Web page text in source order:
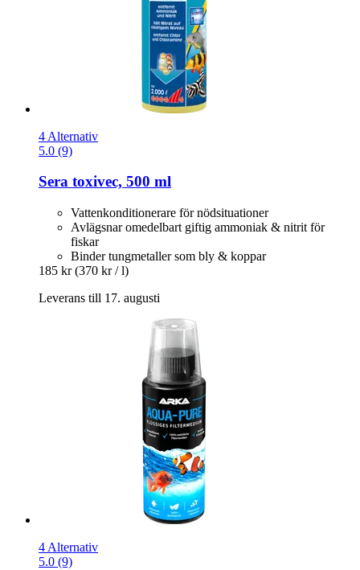
4 Alternativ
5.0 (9)
Sera toxivec, 500 ml
Vattenkonditionerare för nödsituationer
Avlägsnar omedelbart giftig ammoniak & nitrit för
fiskar
Binder tungmetaller som bly & koppar
185 kr (370 kr / l)
Leverans till 17. augusti
4 Alternativ
5.0 (9)